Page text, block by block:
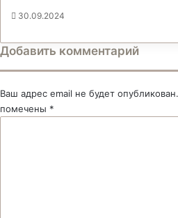
30.09.2024
Добавить комментарий
Ваш адрес email не будет опубликован.
помечены *